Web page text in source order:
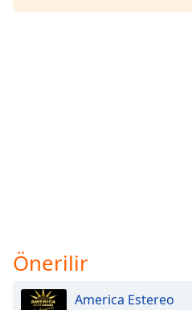
Önerilir
America Estereo